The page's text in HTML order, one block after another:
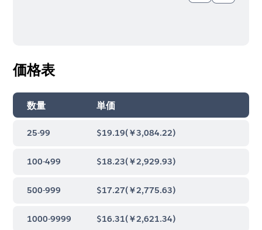
価格表
数量 単価
25-99 $19.19(￥3,084.22)
100-499 $18.23(￥2,929.93)
500-999 $17.27(￥2,775.63)
1000-9999 $16.31(￥2,621.34)